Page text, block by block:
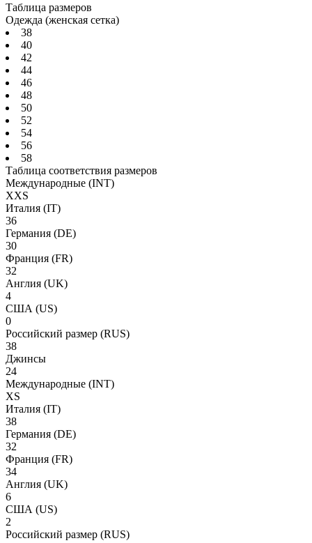
Таблица размеров
Одежда (женская сетка)
38
40
42
44
46
48
50
52
54
56
58
Таблица соответствия размеров
Международные (INT)
XXS
Италия (IT)
36
Германия (DE)
30
Франция (FR)
32
Англия (UK)
4
США (US)
0
Российский размер (RUS)
38
Джинсы
24
Международные (INT)
XS
Италия (IT)
38
Германия (DE)
32
Франция (FR)
34
Англия (UK)
6
США (US)
2
Российский размер (RUS)